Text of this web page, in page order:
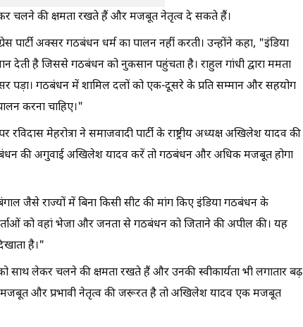
चलने की क्षमता रखते हैं और मजबूत नेतृत्व दे सकते हैं।
पार्टी अक्सर गठबंधन धर्म का पालन नहीं करती। उन्होंने कहा, "इंडिया
है जिससे गठबंधन को नुकसान पहुंचता है। राहुल गांधी द्वारा ममता
पड़ा। गठबंधन में शामिल दलों को एक-दूसरे के प्रति सम्मान और सहयोग
करना चाहिए।"
मेहरोत्रा ने समाजवादी पार्टी के राष्ट्रीय अध्यक्ष अखिलेश यादव की
की अगुवाई अखिलेश यादव करें तो गठबंधन और अधिक मजबूत होगा
जैसे राज्यों में बिना किसी सीट की मांग किए इंडिया गठबंधन के
को वहां भेजा और जनता से गठबंधन को जिताने की अपील की। यह
है।"
साथ लेकर चलने की क्षमता रखते हैं और उनकी स्वीकार्यता भी लगातार बढ़
मजबूत और प्रभावी नेतृत्व की जरूरत है तो अखिलेश यादव एक मजबूत